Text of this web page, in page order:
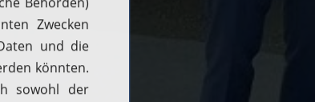
H2 aktuell
News